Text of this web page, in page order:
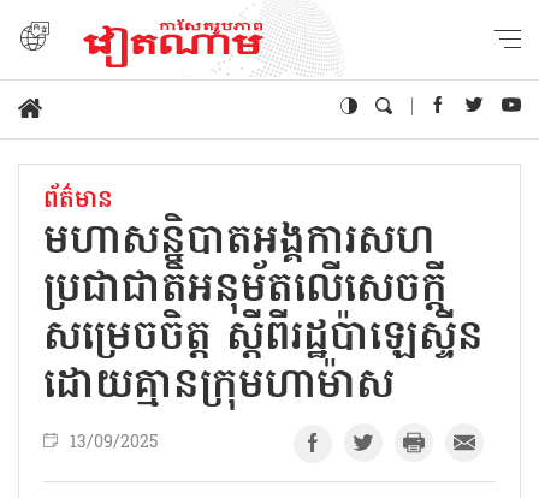
ព័ត៌មាន
មហាសន្និបាតអង្គការសហ
ប្រជាជាតិអនុម័តលើសេចក្តី​
សម្រេច​ចិត្ត​ ស្តីពីរដ្ឋប៉ាឡេស្ទីន
ដោយគ្មានក្រុមហាម៉ាស
13/09/2025